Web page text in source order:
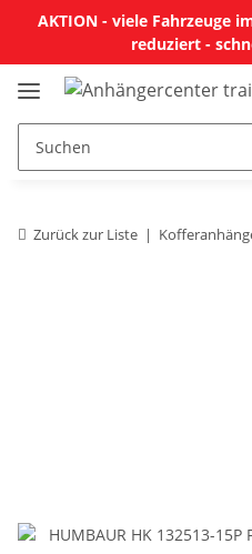
AKTION - viele Fahrzeuge
reduziert -
Zurück zur Liste